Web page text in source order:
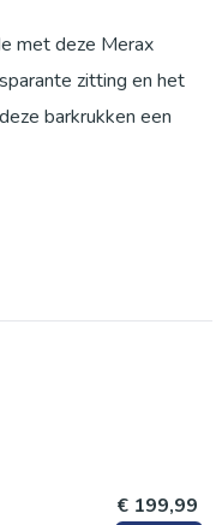
met deze Merax
zitting en het
barkrukken een
voor een ruimtelijk en
design sluit
interieurs. Stevig en
gouden afwerking.
geeft ook een luxe
zithouding met
biedt extra
gesprekken aan
€ 199,99